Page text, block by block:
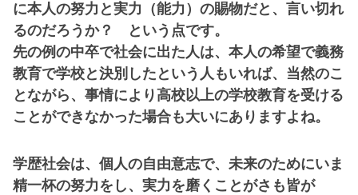
に本人の努力と実力（能力）の賜物だと、言い切れ
るのだろうか？ という点です。
先の例の中卒で社会に出た人は、本人の希望で義務
教育で学校と決別したという人もいれば、当然のこ
とながら、事情により高校以上の学校教育を受ける
ことができなかった場合も大いにありますよね。
学歴社会は、個人の自由意志で、未来のためにいま
精一杯の努力をし、実力を磨くことがさも皆が